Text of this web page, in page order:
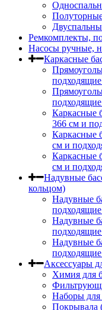
Ремкомплекты,
Насосы ручные,
Каркасные
Каркасные
366 см и
Каркасные
cм и
Каркасные
см и
Надувные
кольцом)
Надувные
Надувные
Надувные
Аксессуары
Химия для
Наборы для
Покрывала